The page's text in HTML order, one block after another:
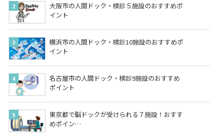
大阪市の人間ドック・検診５施設のおすすめポ
イント
横浜市の人間ドック・検診10施設のおすすめポ
イント
名古屋市の人間ドック・検診9施設のおすすめ
ポイント
東京都で脳ドックが受けられる７施設！おすす
めポイン…